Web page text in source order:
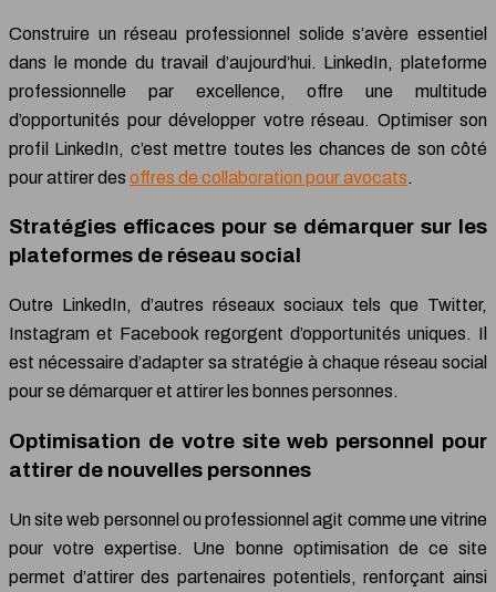
Construire un réseau professionnel solide s’avère essentiel
dans le monde du travail d’aujourd’hui. LinkedIn, plateforme
professionnelle par excellence, offre une multitude
d’opportunités pour développer votre réseau. Optimiser son
profil LinkedIn, c’est mettre toutes les chances de son côté
pour attirer des offres de collaboration pour avocats.
Stratégies efficaces pour se démarquer sur les
plateformes de réseau social
Outre LinkedIn, d’autres réseaux sociaux tels que Twitter,
Instagram et Facebook regorgent d’opportunités uniques. Il
est nécessaire d’adapter sa stratégie à chaque réseau social
pour se démarquer et attirer les bonnes personnes.
Optimisation de votre site web personnel pour
attirer de nouvelles personnes
Un site web personnel ou professionnel agit comme une vitrine
pour votre expertise. Une bonne optimisation de ce site
permet d’attirer des partenaires potentiels, renforçant ainsi